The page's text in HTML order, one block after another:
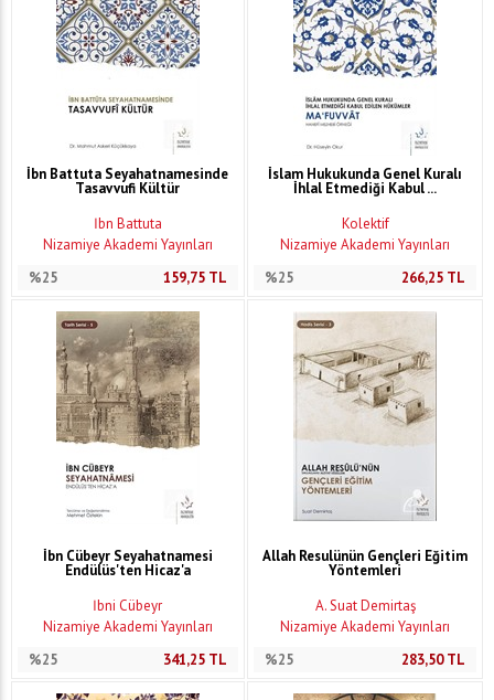
İbn Battuta Seyahatnamesinde
Tasavvufi Kültür
İbn Battuta
Nizamiye Akademi Yayınları
%25
159,75TL
İslam Hukukunda Genel Kuralı
İhlal Etmediği Kabul ...
Kolektif
Nizamiye Akademi Yayınları
%25
266,25 TL
İbn Cübeyr Seyahatnamesi
Endülüs'ten Hicaz'a
İbni Cübeyr
Nizamiye Akademi Yayınları
%25
341,25TL
Allah Resulünün Gençleri Eğitim
Yöntemleri
A. Suat Demirtaş
Nizamiye Akademi Yayınları
%25
283,50TL